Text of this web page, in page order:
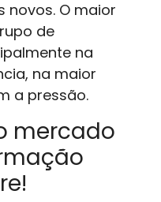
novos. O maior
de
na
na maior
a pressão.
mercado